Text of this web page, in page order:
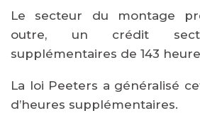
Le secteur du montage
outre, un crédit
supplémentaires de 143
La loi Peeters a généralisé
d’heures supplémentaires.